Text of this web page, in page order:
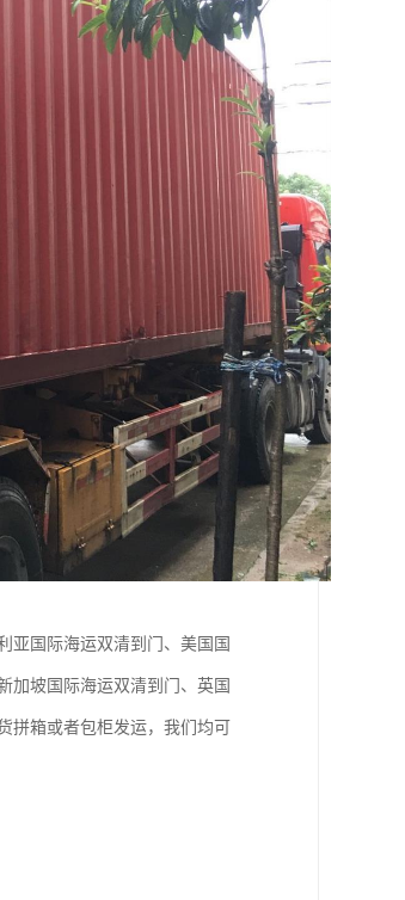
亚国际海运双清到门、美国国
加坡国际海运双清到门、英国
拼箱或者包柜发运，我们均可